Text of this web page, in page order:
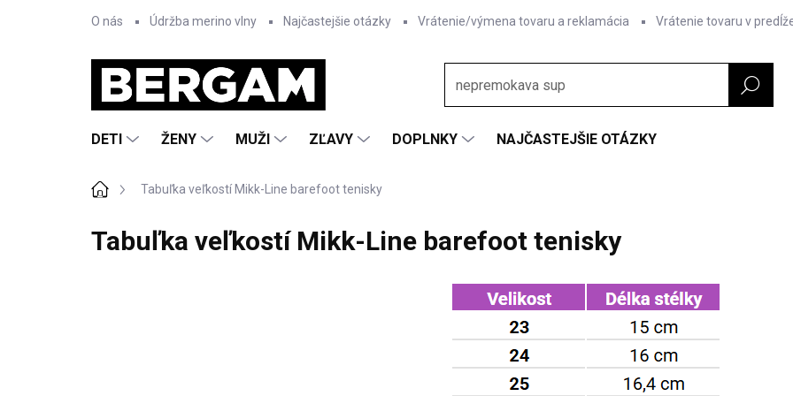
O nás Údržba merino vlny Najčastejšie otázky Vrátenie/výmena tovaru a reklamácia Vrátenie tovaru v
DETI ŽENY MUŽI ZĽAVY DOPLNKY NAJČASTEJŠIE OTÁZKY
DomovTabuľka veľkostí Mikk-Line barefoot tenisky
Tabuľka veľkostí Mikk-Line barefoot tenisky